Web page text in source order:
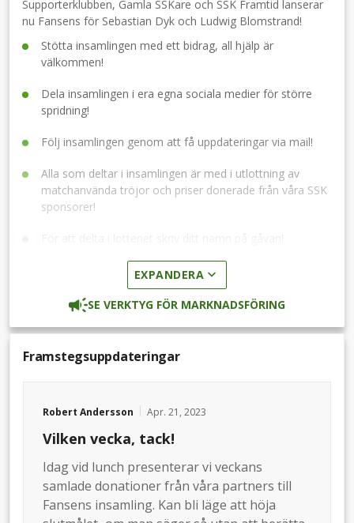
Supporterklubben, Gamla SSKare och SSK Framtid lanserar
nu Fansens för Sebastian Dyk och Ludwig Blomstrand!
Stötta insamlingen med ett bidrag, all hjälp är
välkommen!
Dela insamlingen i era egna sociala medier för större
spridning!
Följ insamlingen genom att få uppdateringar via mail!
Alla som deltar i insamlingen är med i utlottning av
matchanvända tröjor och priser donerade från våra SSK
sponsorer!
Varje 100 kr som skänks motsvarar 1 lott!
Den mest efterlängtade Fansens vi har lanserat!
det möjligt!
Alla gåvor går direkt till SSK via vår partner Target Aid och
EXPANDERA
SE VERKTYG FÖR MARKNADSFÖRING
Framstegsuppdateringar
Robert Andersson Apr. 21, 2023
Vilken vecka, tack!
Idag vid lunch presenterar vi veckans
samlade donationer från våra partners till
Fansens insamling. Kan bli läge att höja